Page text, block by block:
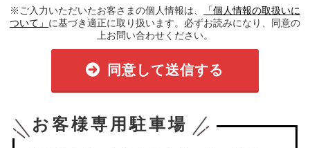
※ご入力いただいたお客さまの個人情報は、
「個人情報の取扱いに
ついて」 に基づき適正に取り扱います。必ずお読みになり、同意の
上お問い合わせください。
同意して送信する
お客様専用駐車場